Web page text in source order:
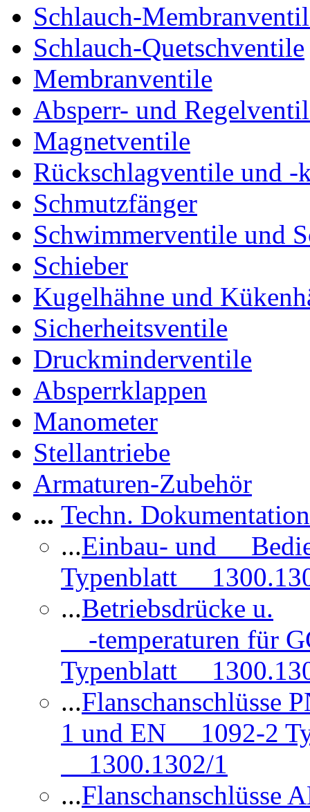
Schlauch-
Schlauch-Quetschventile
Membranventile
Absperr- und
Magnetventile
Rückschlagventile und -
Schmutzfänger
Schwimmerventile und
Schieber
Kugelhähne und
Sicherheitsventile
Druckminderventile
Absperrklappen
Manometer
Stellantriebe
Armaturen-Zubehör
... Techn.
...Einbau- und
Typenblatt
...Betriebsdrücke u.
-temperaturen für
Typenblatt
...
1 und EN 1092-2
1300.1302/1
...